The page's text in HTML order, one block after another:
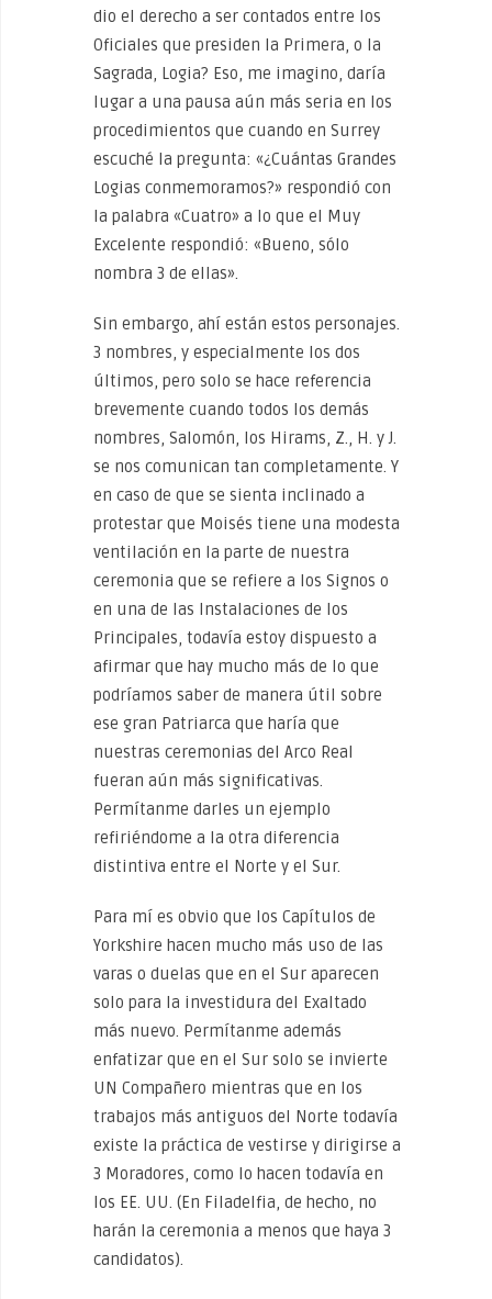
dio el derecho a ser contados entre los
Oficiales que presiden la Primera, o la
Sagrada, Logia? Eso, me imagino, daría
lugar a una pausa aún más seria en los
procedimientos que cuando en Surrey
escuché la pregunta: «¿Cuántas Grandes
Logias conmemoramos?» respondió con
la palabra «Cuatro» a lo que el Muy
Excelente respondió: «Bueno, sólo
nombra 3 de ellas».
Sin embargo, ahí están estos personajes.
3 nombres, y especialmente los dos
últimos, pero solo se hace referencia
brevemente cuando todos los demás
nombres, Salomón, los Hirams, Z., H. y J.
se nos comunican tan completamente. Y
en caso de que se sienta inclinado a
protestar que Moisés tiene una modesta
ventilación en la parte de nuestra
ceremonia que se refiere a los Signos o
en una de las Instalaciones de los
Principales, todavía estoy dispuesto a
afirmar que hay mucho más de lo que
podríamos saber de manera útil sobre
ese gran Patriarca que haría que
nuestras ceremonias del Arco Real
fueran aún más significativas.
Permítanme darles un ejemplo
refiriéndome a la otra diferencia
distintiva entre el Norte y el Sur.
Para mí es obvio que los Capítulos de
Yorkshire hacen mucho más uso de las
varas o duelas que en el Sur aparecen
solo para la investidura del Exaltado
más nuevo. Permítanme además
enfatizar que en el Sur solo se invierte
UN Compañero mientras que en los
trabajos más antiguos del Norte todavía
existe la práctica de vestirse y dirigirse a
3 Moradores, como lo hacen todavía en
los EE. UU. (En Filadelfia, de hecho, no
harán la ceremonia a menos que haya 3
candidatos).